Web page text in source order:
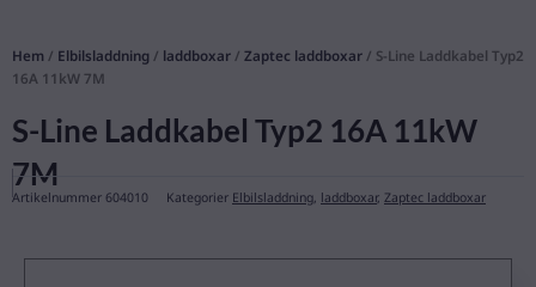
Hem / Elbilsladdning / laddboxar / Zaptec laddboxar / S-Line Laddkabel Typ2
16A 11kW 7M
S-Line Laddkabel Typ2 16A 11kW
7M
Artikelnummer 604010 Kategorier Elbilsladdning, laddboxar, Zaptec laddboxar